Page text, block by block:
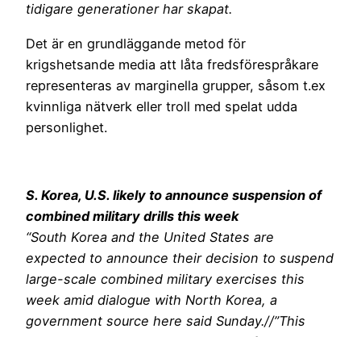
tidigare generationer har skapat.
Det är en grundläggande metod för
krigshetsande media att låta fredsförespråkare
representeras av marginella grupper, såsom t.ex
kvinnliga nätverk eller troll med spelat udda
personlighet.
S. Korea, U.S. likely to announce suspension of
combined military drills this week
“South Korea and the United States are
expected to announce their decision to suspend
large-scale combined military exercises this
week amid dialogue with North Korea, a
government source here said Sunday.//”This